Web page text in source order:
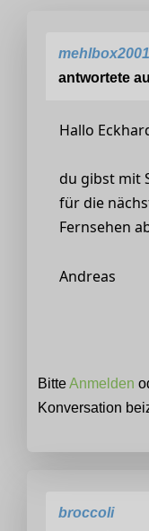
mehlbox2001
antwortete
Hallo
du gibst mit
für die
Fernsehen
Andreas
BitteAnmelden
Konversation
broccoli